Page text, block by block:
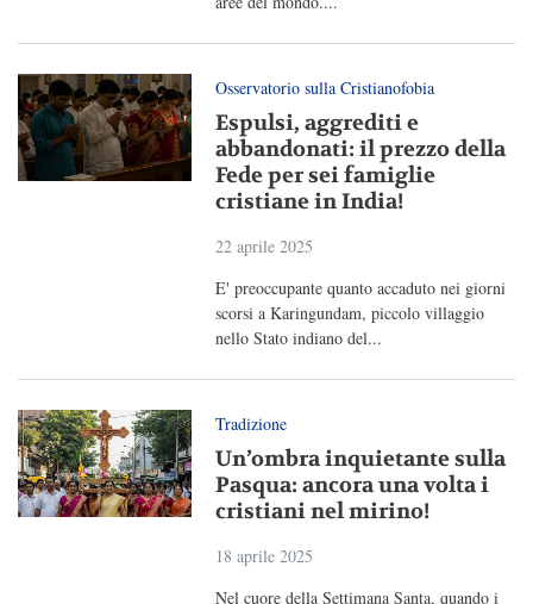
Osservatorio sulla Cristianofobia
Espulsi, aggrediti e
abbandonati: il prezzo della
Fede per sei famiglie
cristiane in India!
22 aprile 2025
E' preoccupante quanto accaduto nei giorni
scorsi a Karingundam, piccolo villaggio
nello Stato indiano del...
Tradizione
Un’ombra inquietante sulla
Pasqua: ancora una volta i
cristiani nel mirino!
18 aprile 2025
Nel cuore della Settimana Santa, quando i